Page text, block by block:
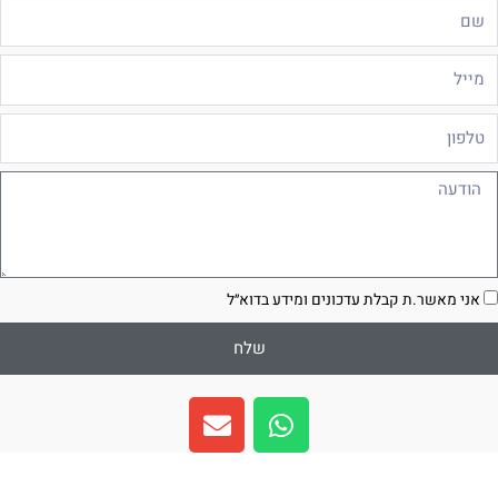
אני מאשר.ת קבלת עדכונים ומידע בדוא״ל
שלח
W
h
a
E
n
v